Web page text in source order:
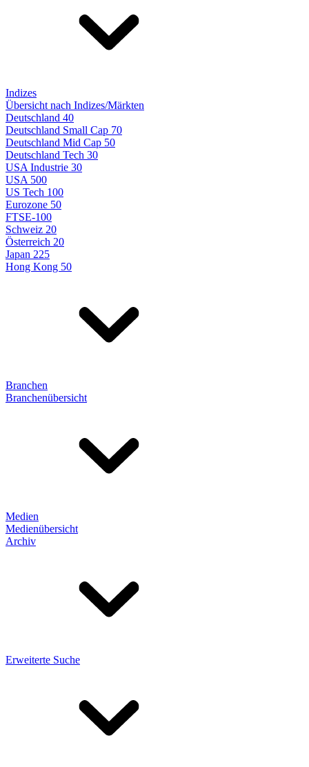
Indizes
Übersicht nach Indizes/Märkten
Deutschland 40
Deutschland Small Cap 70
Deutschland Mid Cap 50
Deutschland Tech 30
USA Industrie 30
USA 500
US Tech 100
Eurozone 50
FTSE-100
Schweiz 20
Österreich 20
Japan 225
Hong Kong 50
Branchen
Branchenübersicht
Medien
Medienübersicht
Archiv
Erweiterte Suche